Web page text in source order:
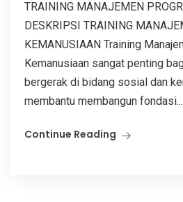
TRAINING MANAJEMEN
DESKRIPSI TRAINING
KEMANUSIAAN Training
Kemanusiaan sangat penting
bergerak di bidang sosial dan
membantu membangun fondasi...
Continue Reading